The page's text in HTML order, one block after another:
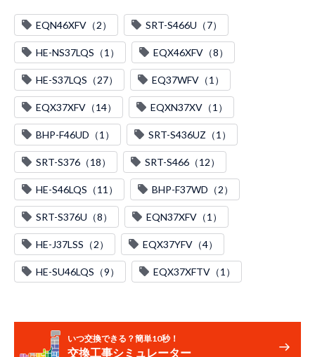
EQN46XFV（2） SRT-S466U（7）
HE-NS37LQS（1） EQX46XFV（8）
HE-S37LQS（27） EQ37WFV（1）
EQX37XFV（14） EQXN37XV（1）
BHP-F46UD（1） SRT-S436UZ（1）
SRT-S376（18） SRT-S466（12）
HE-S46LQS（11） BHP-F37WD（2）
SRT-S376U（8） EQN37XFV（1）
HE-J37LSS（2） EQX37YFV（4）
HE-SU46LQS（9） EQX37XFTV（1）
いつ交換できる？簡単10秒！
交換工事シミュレーター